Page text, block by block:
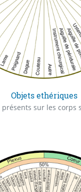
Objets ethériques